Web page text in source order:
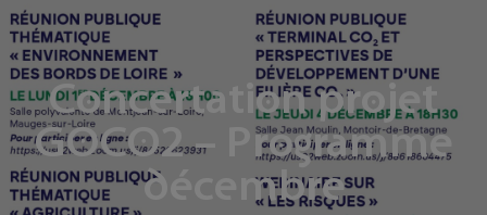
Concertation projet
GOCO2 – Programme
décembre